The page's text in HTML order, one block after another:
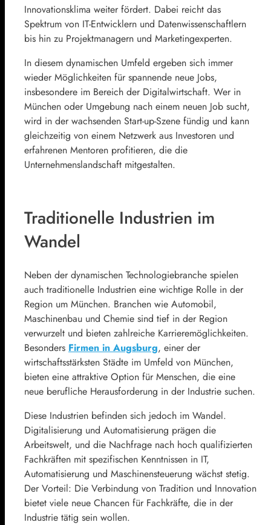
Innovationsklima weiter fördert. Dabei reicht das
Spektrum von IT-Entwicklern und Datenwissenschaftlern
bis hin zu Projektmanagern und Marketingexperten.
In diesem dynamischen Umfeld ergeben sich immer
wieder Möglichkeiten für spannende neue Jobs,
insbesondere im Bereich der Digitalwirtschaft. Wer in
München oder Umgebung nach einem neuen Job sucht,
wird in der wachsenden Start-up-Szene fündig und kann
gleichzeitig von einem Netzwerk aus Investoren und
erfahrenen Mentoren profitieren, die die
Unternehmenslandschaft mitgestalten.
Traditionelle Industrien im
Wandel
Neben der dynamischen Technologiebranche spielen
auch traditionelle Industrien eine wichtige Rolle in der
Region um München. Branchen wie Automobil,
Maschinenbau und Chemie sind tief in der Region
verwurzelt und bieten zahlreiche Karrieremöglichkeiten.
Besonders Firmen in Augsburg, einer der
wirtschaftsstärksten Städte im Umfeld von München,
bieten eine attraktive Option für Menschen, die eine
neue berufliche Herausforderung in der Industrie suchen.
Diese Industrien befinden sich jedoch im Wandel.
Digitalisierung und Automatisierung prägen die
Arbeitswelt, und die Nachfrage nach hoch qualifizierten
Fachkräften mit spezifischen Kenntnissen in IT,
Automatisierung und Maschinensteuerung wächst stetig.
Der Vorteil: Die Verbindung von Tradition und Innovation
bietet viele neue Chancen für Fachkräfte, die in der
Industrie tätig sein wollen.